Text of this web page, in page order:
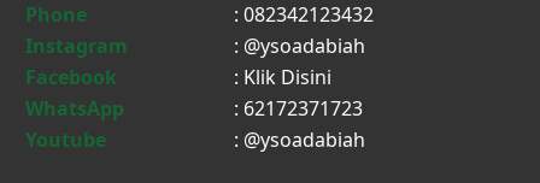
Phone
: 082342123432
Instagram
: @ysoadabiah
Facebook
: Klik Disini
WhatsApp
: 62172371723
Youtube
: @ysoadabiah